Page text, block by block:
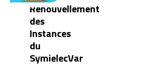
Renouvellement
des
Instances
du
SymielecVar